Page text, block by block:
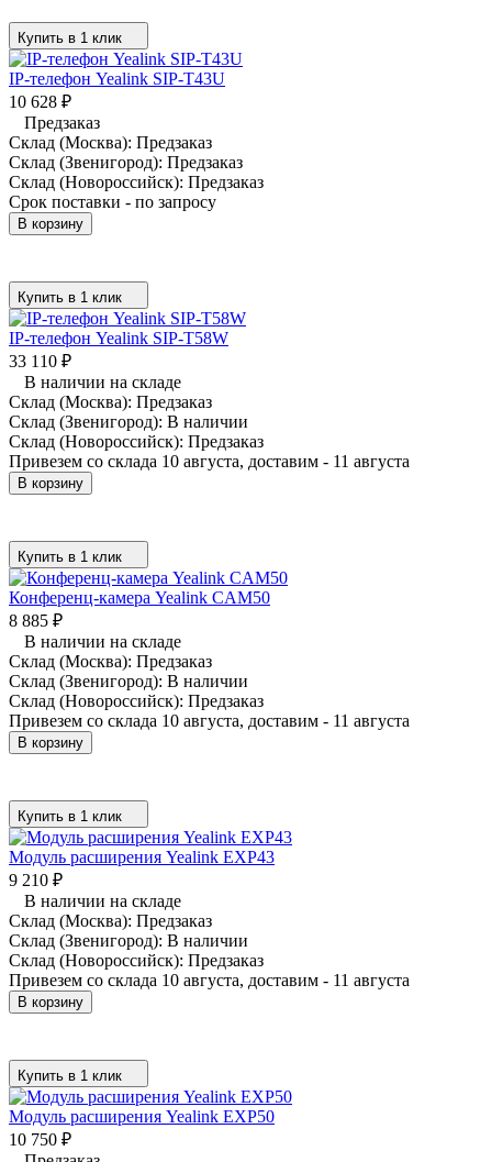
Купить в 1 клик
IP-телефон Yealink SIP-T43U
10 628 ₽
Предзаказ
Склад (Москва): Предзаказ
Склад (Звенигород): Предзаказ
Склад (Новороссийск): Предзаказ
Срок поставки - по запросу
В корзину
Купить в 1 клик
IP-телефон Yealink SIP-T58W
33 110 ₽
В наличии на складе
Склад (Москва): Предзаказ
Склад (Звенигород): В наличии
Склад (Новороссийск): Предзаказ
Привезем со склада 10 августа, доставим - 11 августа
В корзину
Купить в 1 клик
Конференц-камера Yealink CAM50
8 885 ₽
В наличии на складе
Склад (Москва): Предзаказ
Склад (Звенигород): В наличии
Склад (Новороссийск): Предзаказ
Привезем со склада 10 августа, доставим - 11 августа
В корзину
Купить в 1 клик
Модуль расширения Yealink EXP43
9 210 ₽
В наличии на складе
Склад (Москва): Предзаказ
Склад (Звенигород): В наличии
Склад (Новороссийск): Предзаказ
Привезем со склада 10 августа, доставим - 11 августа
В корзину
Купить в 1 клик
Модуль расширения Yealink EXP50
10 750 ₽